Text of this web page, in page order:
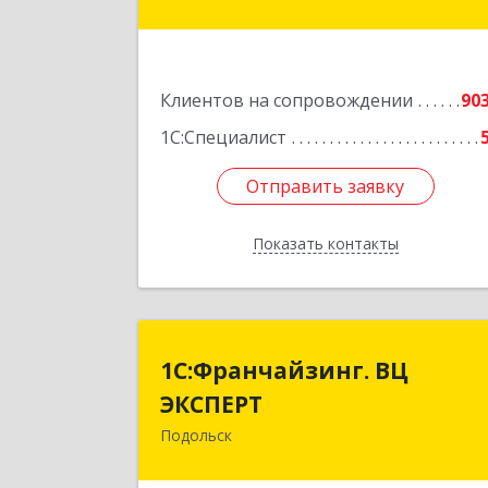
Клиентов на сопровождении
1С:Специалист
Отправить заявку
Показать контакты
Отправить заявку
Назад
1С:Франчайзинг. ВЦ
ЭКСПЕРТ
Подольск
1С:Франчайзинг. ВЦ
ЭКСПЕРТ